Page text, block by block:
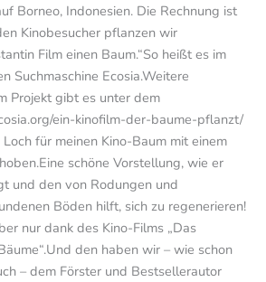
Borneo, Indonesien. Die Rechnung ist
Kinobesucher pflanzen wir
Film einen Baum.“So heißt es im
Suchmaschine Ecosia.Weitere
Projekt gibt es unter dem
ein-kinofilm-der-baume-pflanzt/
für meinen Kino-Baum mit einem
schöne Vorstellung, wie er
und den von Rodungen und
Böden hilft, sich zu regenerieren!
nur dank des Kino-Films „Das
den haben wir – wie schon
– dem Förster und Bestsellerautor